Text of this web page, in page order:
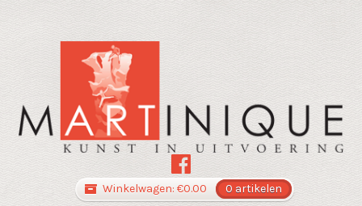
Winkelwagen: €0.00 0 artikelen